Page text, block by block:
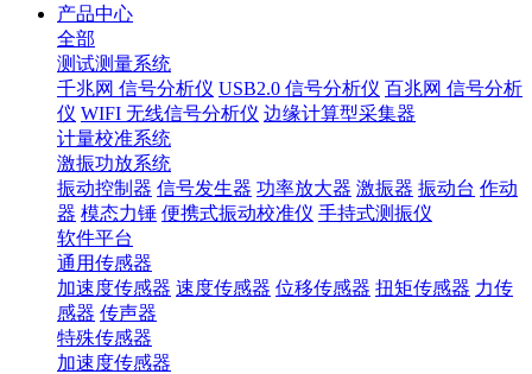
产品中心
全部
测试测量系统
千兆网 信号分析仪 USB2.0 信号分析仪 百兆网 信号分析
仪 WIFI 无线信号分析仪 边缘计算型采集器
计量校准系统
激振功放系统
振动控制器 信号发生器 功率放大器 激振器 振动台 作动
器 模态力锤 便携式振动校准仪 手持式测振仪
软件平台
通用传感器
加速度传感器 速度传感器 位移传感器 扭矩传感器 力传
感器 传声器
特殊传感器
加速度传感器